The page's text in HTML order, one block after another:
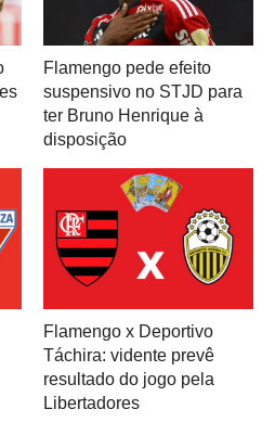
Flamengo pede efeito
suspensivo no STJD para
ter Bruno Henrique à
disposição
Flamengo x Deportivo
Táchira: vidente prevê
resultado do jogo pela
Libertadores